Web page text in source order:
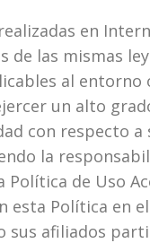
en
de las mismas
al entorno
un alto
con respecto a
la
Política de Uso
esta Política en
sus afiliados